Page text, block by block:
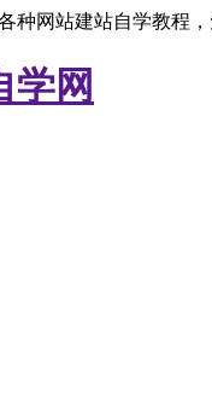
种网站建站自学教程